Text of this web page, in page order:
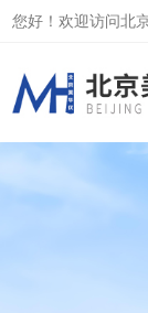
您好！欢迎访问北